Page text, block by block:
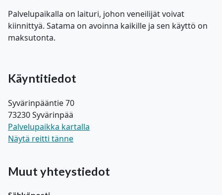
Palvelupaikalla on laituri, johon veneilijät voivat
kiinnittyä. Satama on avoinna kaikille ja sen käyttö on
maksutonta.
Käyntitiedot
Syvärinpääntie 70
73230 Syvärinpää
Palvelupaikka kartalla
Näytä reitti tänne
Muut yhteystiedot